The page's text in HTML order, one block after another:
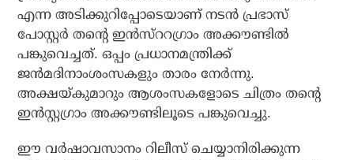
എന്ന അടിക്കുറിപ്പോടെയാണ് നടന്‍ പ്രഭാസ്
പോസ്റ്റര്‍ തന്റെ ഇന്‍സ്‌ററഗ്രാം അക്കൗണ്ടില്‍
പങ്കുവെച്ചത്. ഒപ്പം പ്രധാനമന്ത്രിക്ക്
ജന്‍മദിനാംശംസകളും താരം നേര്‍ന്നു.
അക്ഷയ്കുമാറും ആശംസകളോടെ ചിത്രം തന്റെ
ഇന്‍സ്റ്റഗ്രാം അക്കൗണ്ടിലൂടെ പങ്കുവെച്ചു.
ഈ വര്‍ഷാവസാനം റിലീസ് ചെയ്യാനിരിക്കുന്ന